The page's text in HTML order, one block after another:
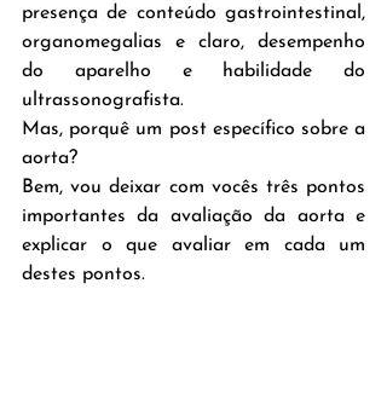
presença de conteúdo gastrointestinal,
organomegalias e claro, desempenho
do aparelho e habilidade do
ultrassonografista.
Mas, porquê um post específico sobre a
aorta?
Bem, vou deixar com vocês três pontos
importantes da avaliação da aorta e
explicar o que avaliar em cada um
destes pontos.